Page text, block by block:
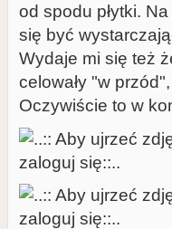
od spodu płytki.
się być
Wydaje mi się też
celowały "w
Oczywiście to w